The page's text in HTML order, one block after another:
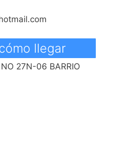
llegar
27N-06 BARRIO